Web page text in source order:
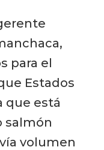
para el
Estados
que está
salmón
volumen